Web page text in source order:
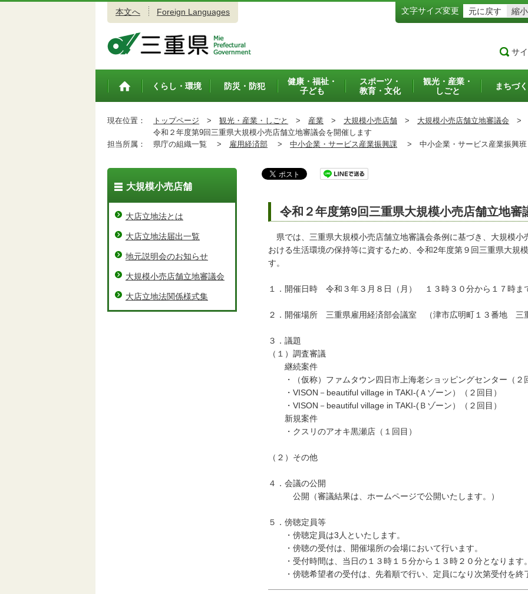
本文へ Foreign Languages 文字サイズ変更 元に戻す 縮小
サ
トップペ
くらし・環境 防災・防犯
健康・福祉・
子ども
スポーツ・
教育・文化
観光・産業・
しごと
まちづ
現在位置： トップページ > 観光・産業・しごと > 産業 > 大規模小売店舗 > 大規模小売店舗立地審議会 >
令和２年度第9回三重県大規模小売店舗立地審議会を開催します
担当所属：
県庁の組織一覧 > 雇用経済部 > 中小企業・サービス産業振興課 > 中小企業・サービス産業振興
令和２年度第9回三重県大規模小売店舗立地審
県では、三重県大規模小売店舗立地審議会条例に基づき、大規模小
おける生活環境の保持等に資するため、令和2年度第９回三重県大規
す。
１．開催日時 令和３年３月８日（月） １３時３０分から１７時ま
２．開催場所 三重県雇用経済部会議室 （津市広明町１３番地 三
３．議題
（１）調査審議
継続案件
・（仮称）ファムタウン四日市上海老ショッピングセンター（２
・VISОN－beautiful village in TAKI-(Ａゾーン）（２回目）
・VISОN－beautiful village in TAKI-(Ｂゾーン）（２回目）
新規案件
・クスリのアオキ黒瀬店（１回目）
（２）その他
４．会議の公開
公開（審議結果は、ホームページで公開いたします。）
５．傍聴定員等
・傍聴定員は3人といたします。
・傍聴の受付は、開催場所の会場において行います。
・受付時間は、当日の１３時１５分から１３時２０分となります。
・傍聴希望者の受付は、先着順で行い、定員になり次第受付を終
大規模小売店舗
大店立地法とは
大店立地法届出一覧
地元説明会のお知らせ
大規模小売店舗立地審議会
大店立地法関係様式集